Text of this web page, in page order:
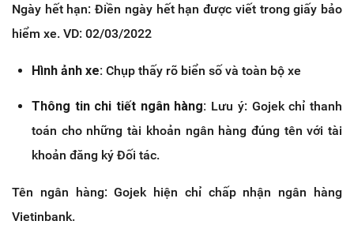
Ngày hết hạn: Điền ngày hết hạn được viết trong giấy bảo
hiểm xe. VD: 02/03/2022
Hình ảnh xe: Chụp thấy rõ biển số và toàn bộ xe
Thông tin chi tiết ngân hàng: Lưu ý: Gojek chỉ thanh
toán cho những tài khoản ngân hàng đúng tên với tài
khoản đăng ký Đối tác.
Tên ngân hàng: Gojek hiện chỉ chấp nhận ngân hàng
Vietinbank.